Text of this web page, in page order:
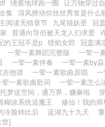
绕着地球跑一圈 让万物穿过
集 清风撩动你丝丝秀发是什么
阅读无错章节 九尾猫妖受 冠
普通向导但被天龙人们求爱
的王冠不是p 猎焰女郎 冠盖满
一荤一素舞蹈完整版 一荤一
一荤一素伴奏 一荤一素by蒜
吉他谱 一荤一素歌曲原唱
荤一素歌曲歌词 一荤一素怎么
梦送空间，通万界，赚麻啦
糊涂系统追魔王 修仙！我的师
冷脸帅比后 蓝湖九十九天
]